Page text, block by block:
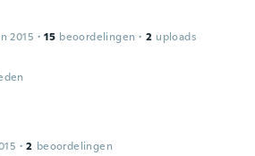
2015 · 15 beoordelingen · 2 uploads
· 2 beoordelingen